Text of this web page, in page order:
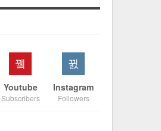
Youtube
Subscribers
Instagram
Followers